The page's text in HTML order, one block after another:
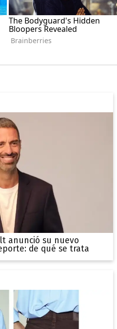
anunció su nuevo
de qué se trata